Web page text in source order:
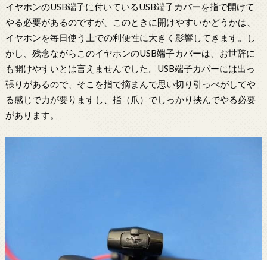
イヤホンのUSB端子に付いているUSB端子カバーを指で開けて
やる必要があるのですが、このときに開けやすいかどうかは、
イヤホンを毎日使う上での利便性に大きく影響してきます。し
かし、残念ながらこのイヤホンのUSB端子カバーは、お世辞に
も開けやすいとは言えませんでした。USB端子カバーには出っ
張りがあるので、そこを指で摘まんで思い切り引っぺがしてや
る感じで力が要りますし、指（爪）でしっかり挟んでやる必要
があります。